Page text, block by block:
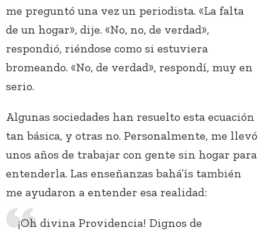
me preguntó una vez un periodista. «La falta
de un hogar», dije. «No, no, de verdad»,
respondió, riéndose como si estuviera
bromeando. «No, de verdad», respondí, muy en
serio.
Algunas sociedades han resuelto esta ecuación
tan básica, y otras no. Personalmente, me llevó
unos años de trabajar con gente sin hogar para
entenderla. Las enseñanzas bahá’ís también
me ayudaron a entender esa realidad:
¡Oh divina Providencia! Dignos de